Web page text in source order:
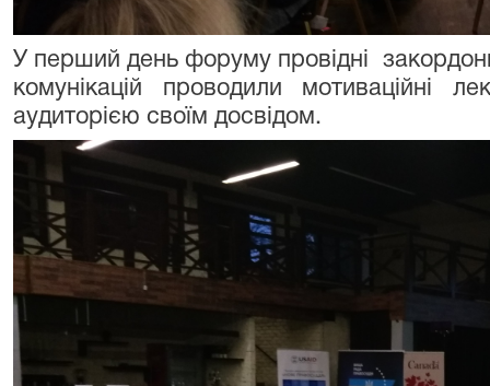
У перший день форуму провідні
комунікацій проводили мотиваційні
аудиторією своїм досвідом.